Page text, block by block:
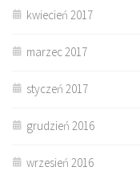
kwiecień 2017
marzec 2017
styczeń 2017
grudzień 2016
wrzesień 2016